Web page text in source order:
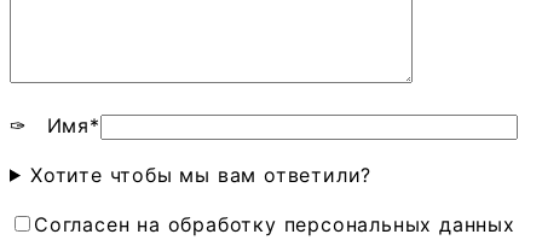
✑ Имя*
Хотите чтобы мы вам ответили?
Согласен на обработку персональных данных